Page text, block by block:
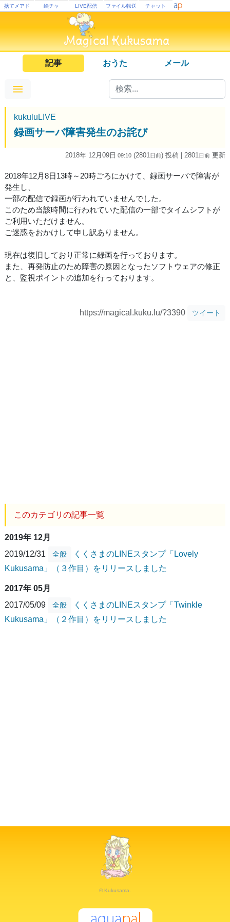
捨てメアド 絵チャ LIVE配信 ファイル転送 チャット
記事 おうた メール
kukuluLIVE
録画サーバ障害発生のお詫び
2018年 12月09日 09:10 (2801 日前) 投稿 | 2801 日前 更新
2018年12月8日13時～20時ごろにかけて、録画サーバで障害が
発生し、
一部の配信で録画が行われていませんでした。
このため当該時間に行われていた配信の一部でタイムシフトが
ご利用いただけません。
ご迷惑をおかけして申し訳ありません。
現在は復旧しており正常に録画を行っております。
また、再発防止のため障害の原因となったソフトウェアの修正
と、監視ポイントの追加を行っております。
https://magical.kuku.lu/?3390 ツイート
このカテゴリの記事一覧
2019年 12月
2019/12/31
全般
くくさまのLINEスタンプ「Lovely
Kukusama」（３作目）をリリースしました
2017年 05月
2017/05/09
全般
くくさまのLINEスタンプ「Twinkle
Kukusama」（２作目）をリリースしました
© Kukusama.